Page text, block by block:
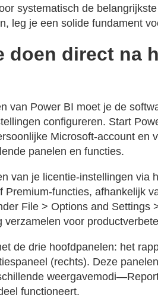
systematisch de
leg je een solide fundament
doen direct na
van Power BI moet je de
configureren. Start
Microsoft-account en
panelen en functies.
van je licentie-instellingen via
Premium-functies, afhankelijk
File > Options and Settings
verzamelen voor
de drie hoofdpanelen: het
(rechts). Deze
functioneert.